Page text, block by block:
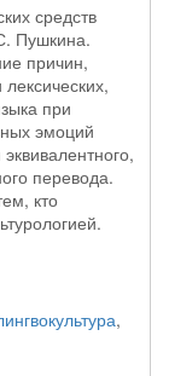
средств
Пушкина.
причин,
при
эмоций
перевода.
кто
,